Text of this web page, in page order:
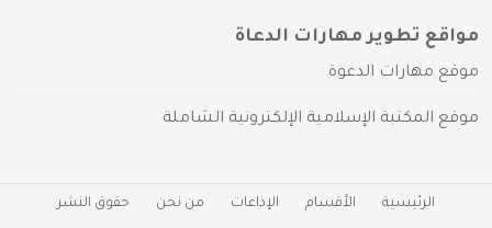
مواقع تطوير مهارات الدعاة
موقع مهارات الدعوة
موقع المكتبة الإسلامية الإلكترونية الشاملة
الرئيسية الأقسام الإذاعات من نحن حقوق النشر